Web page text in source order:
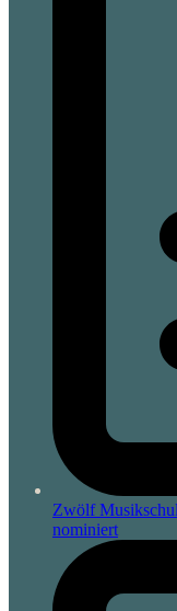
Zwölf
nominiert